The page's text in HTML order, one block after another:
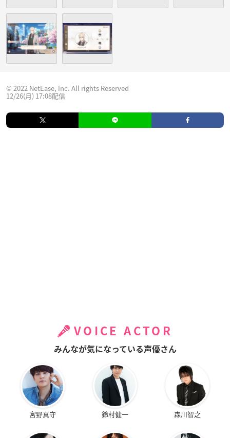
© 2022 NetEase, Inc. All rights Reserved
12/26(月) 17:08配信
VOICE ACTOR
みんなが気になっている声優さん
宮野真守 鈴村健一 森川智之